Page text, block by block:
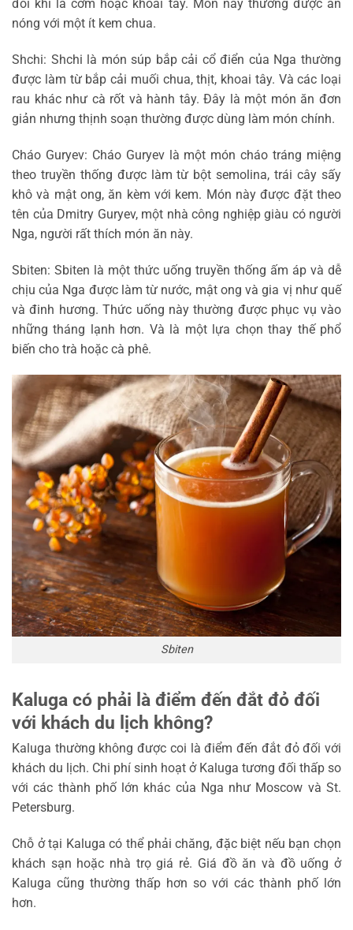
đôi khi là cơm hoặc khoai tây. Món này thường được ăn
nóng với một ít kem chua.
Shchi: Shchi là món súp bắp cải cổ điển của Nga thường
được làm từ bắp cải muối chua, thịt, khoai tây. Và các loại
rau khác như cà rốt và hành tây. Đây là một món ăn đơn
giản nhưng thịnh soạn thường được dùng làm món chính.
Cháo Guryev: Cháo Guryev là một món cháo tráng miệng
theo truyền thống được làm từ bột semolina, trái cây sấy
khô và mật ong, ăn kèm với kem. Món này được đặt theo
tên của Dmitry Guryev, một nhà công nghiệp giàu có người
Nga, người rất thích món ăn này.
Sbiten: Sbiten là một thức uống truyền thống ấm áp và dễ
chịu của Nga được làm từ nước, mật ong và gia vị như quế
và đinh hương. Thức uống này thường được phục vụ vào
những tháng lạnh hơn. Và là một lựa chọn thay thế phổ
biến cho trà hoặc cà phê.
Sbiten
Kaluga có phải là điểm đến đắt đỏ đối
với khách du lịch không?
Kaluga thường không được coi là điểm đến đắt đỏ đối với
khách du lịch. Chi phí sinh hoạt ở Kaluga tương đối thấp so
với các thành phố lớn khác của Nga như Moscow và St.
Petersburg.
Chỗ ở tại Kaluga có thể phải chăng, đặc biệt nếu bạn chọn
khách sạn hoặc nhà trọ giá rẻ. Giá đồ ăn và đồ uống ở
Kaluga cũng thường thấp hơn so với các thành phố lớn
hơn.